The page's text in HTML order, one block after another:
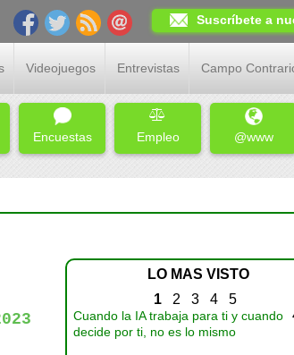
Suscríbete a
Videojuegos Entrevistas Campo
Encuestas Empleo @www
LO MAS VISTO
1 2 3 4 5
Cuando la IA trabaja para ti y cuando
decide por ti, no es lo mismo